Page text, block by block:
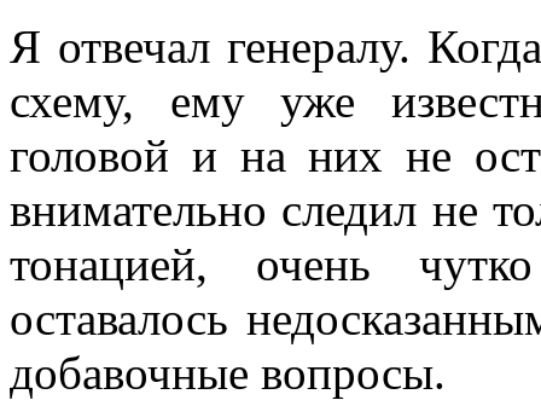
Я отвечал генералу.
схему, ему уже
головой и на них не
внимательно следил не
тонацией, очень
оставалось
добавочные вопросы.